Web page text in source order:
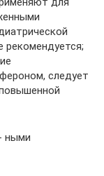
рекомендуется;
следует
ными